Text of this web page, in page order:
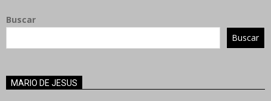
Buscar
Buscar
MARIO DE JESUS